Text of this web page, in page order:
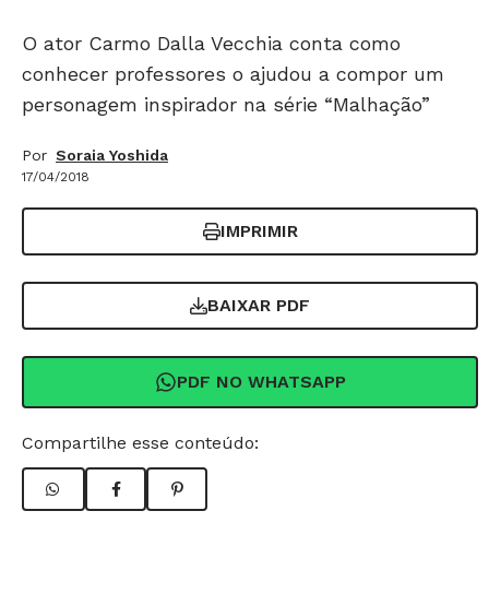
O ator Carmo Dalla Vecchia conta como
conhecer professores o ajudou a compor um
personagem inspirador na série “Malhação”
Por Soraia Yoshida
17/04/2018
IMPRIMIR
BAIXAR PDF
PDF NO WHATSAPP
Compartilhe esse conteúdo: